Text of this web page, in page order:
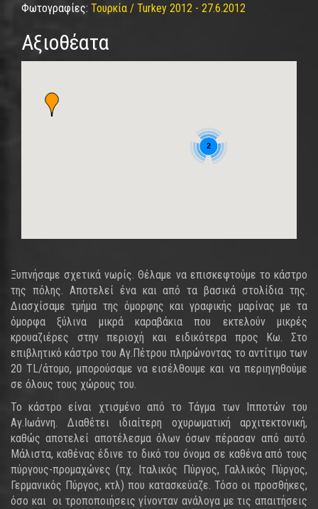
Φωτογραφίες: Τουρκία / Turkey 2012 - 27.6.2012
Αξιοθέατα
2
Ξυπνήσαμε σχετικά νωρίς. Θέλαμε να επισκεφτούμε το κάστρο
της πόλης. Αποτελεί ένα και από τα βασικά στολίδια της.
Διασχίσαμε τμήμα της όμορφης και γραφικής μαρίνας με τα
όμορφα ξύλινα μικρά καραβάκια που εκτελούν μικρές
κρουαζιέρες στην περιοχή και ειδικότερα προς Κω. Στο
επιβλητικό κάστρο του Αγ.Πέτρου πληρώνοντας το αντίτιμο των
20 TL/άτομο, μπορούσαμε να εισέλθουμε και να περιηγηθούμε
σε όλους τους χώρους του.
Το κάστρο είναι χτισμένο από το Τάγμα των Ιπποτών του
Αγ.Ιωάννη. Διαθέτει ιδιαίτερη οχυρωματική αρχιτεκτονική,
καθώς αποτελεί αποτέλεσμα όλων όσων πέρασαν από αυτό.
Μάλιστα, καθένας έδινε το δικό του όνομα σε καθένα από τους
πύργους-προμαχώνες (πχ. Ιταλικός Πύργος, Γαλλικός Πύργος,
Γερμανικός Πύργος, κτλ) που κατασκεύαζε. Τόσο οι προσθήκες,
όσο και οι τροποποιήσεις γίνονταν ανάλογα με τις απαιτήσεις